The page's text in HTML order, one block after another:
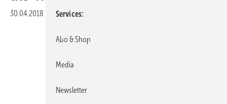
30.04.2018 Druckvorschau
Services
Abo & Shop
Media
Newsletter